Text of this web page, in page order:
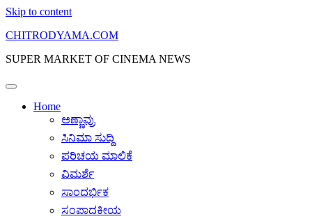
Skip to content
CHITRODYAMA.COM
SUPER MARKET OF CINEMA NEWS
Home
ಅಣ್ಣಾವ್ರು
ಸಿನಿಮಾ ಸುದ್ದಿ
ಪರಿಚಯ ಮಾಲಿಕೆ
ವಿಮರ್ಶೆ
ಸಾಂದರ್ಭಿಕ
ಸಂಪಾದಕೀಯ